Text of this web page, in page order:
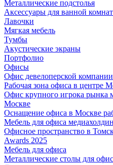
Металлические подстолья
Аксессуары для ванной
Лавочки
Мягкая мебель
Тумбы
Акустические экраны
Портфолио
Офисы
Офис девелоперской
Рабочая зона офиса в центре
Офис крупного игрока рынка
Москве
Оснащение офиса в Москве
Мебель для офиса
Офисное пространство в
Awards 2025
Мебель для офиса
Металлические столы для